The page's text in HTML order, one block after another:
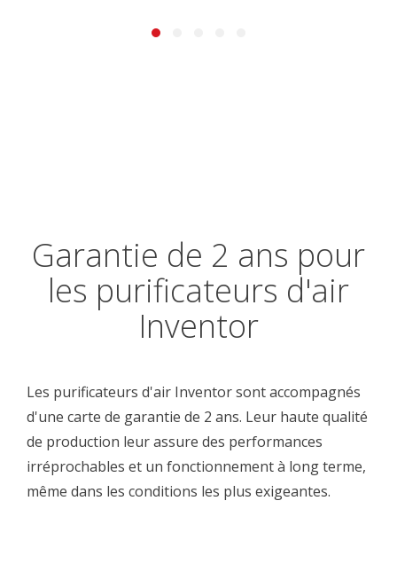
Garantie de 2 ans pour
les purificateurs d'air
Inventor
Les purificateurs d'air Inventor sont accompagnés
d'une carte de garantie de 2 ans. Leur haute qualité
de production leur assure des performances
irréprochables et un fonctionnement à long terme,
même dans les conditions les plus exigeantes.